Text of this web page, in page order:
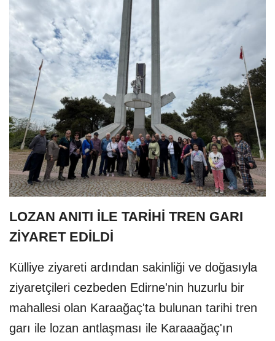
LOZAN ANITI İLE TARİHİ TREN GARI
ZİYARET EDİLDİ
Külliye ziyareti ardından sakinliği ve doğasıyla
ziyaretçileri cezbeden Edirne'nin huzurlu bir
mahallesi olan Karaağaç'ta bulunan tarihi tren
garı ile lozan antlaşması ile Karaaağaç'ın